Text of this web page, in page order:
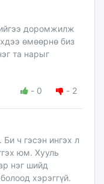
доромжилж
өмөөрнө биз
та нарыг
- 0 - 2
ч гэсэн ингэх л
юм. Хууль
нэг шийд
хэрэггүй.